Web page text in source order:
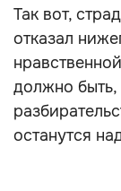
Так вот,
отказал
должно быть,
останутся